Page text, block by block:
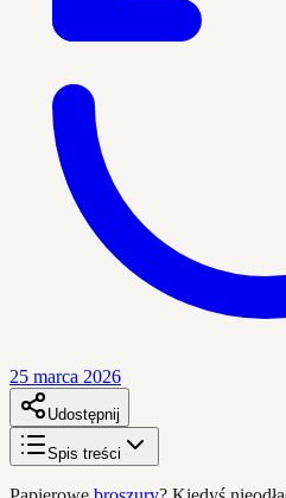
25 marca 2026
Udostępnij
Spis treści